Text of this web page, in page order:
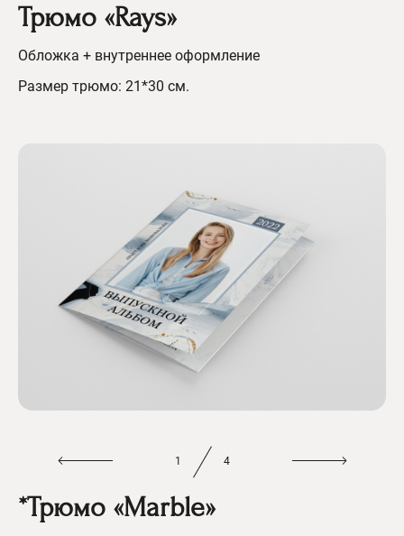
Трюмо «Rays»
Обложка + внутреннее оформление
Размер трюмо: 21*30 см.
1 4
*Трюмо «Marble»